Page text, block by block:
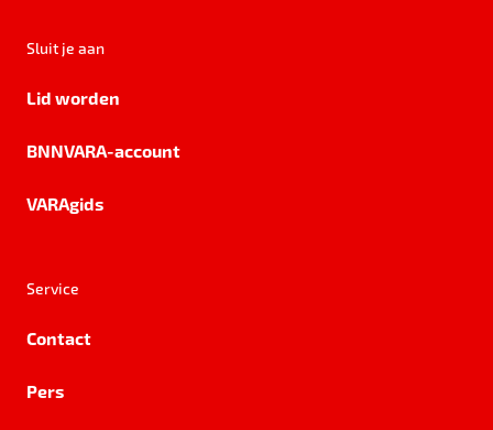
Sluit je aan
Lid worden
BNNVARA-account
VARAgids
Service
Contact
Pers